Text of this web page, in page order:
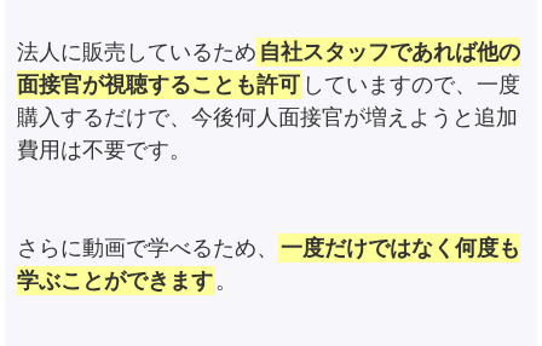
法人に販売しているため 自社スタッフであれば他の
面接官が視聴することも許可 していますので、一度
購入するだけで、今後何人面接官が増えようと追加
費用は不要です。
さらに動画で学べるため、 一度だけではなく何度も
学ぶことができます 。